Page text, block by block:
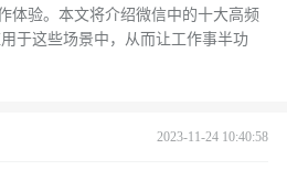
体验。本文将介绍微信中的十大高频
于这些场景中，从而让工作事半功
2023-11-24 10:40:58